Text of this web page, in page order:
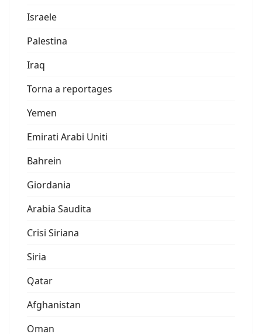
Israele
Palestina
Iraq
Torna a reportages
Yemen
Emirati Arabi Uniti
Bahrein
Giordania
Arabia Saudita
Crisi Siriana
Siria
Qatar
Afghanistan
Oman